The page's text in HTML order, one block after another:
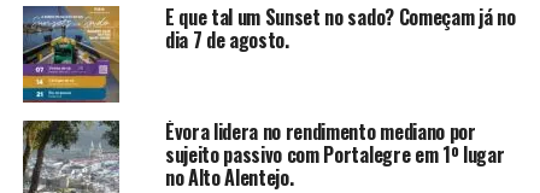
E que tal um Sunset no sado? Começam já no
dia 7 de agosto.
Évora lidera no rendimento mediano por
sujeito passivo com Portalegre em 1º lugar
no Alto Alentejo.